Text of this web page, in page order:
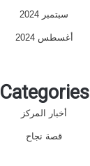
سبتمبر 2024
أغسطس 2024
Categories
أخبار المركز
قصة نجاح